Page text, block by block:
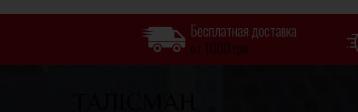
Бесплатная доставка
от 1000 грн.